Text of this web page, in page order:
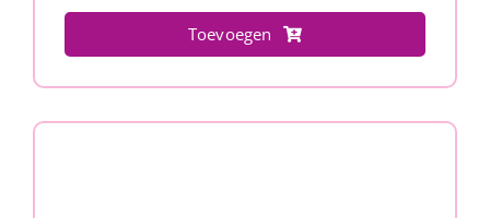
Toevoegen